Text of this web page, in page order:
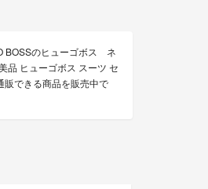
BOSSのヒューゴボス ネ
品 ヒューゴボス スーツ セ
販できる商品を販売中で